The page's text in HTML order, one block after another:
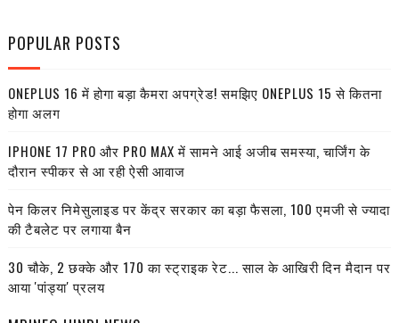
POPULAR POSTS
ONEPLUS 16 में होगा बड़ा कैमरा अपग्रेड! समझिए ONEPLUS 15 से कितना
होगा अलग
IPHONE 17 PRO और PRO MAX में सामने आई अजीब समस्या, चार्जिंग के
दौरान स्पीकर से आ रही ऐसी आवाज
पेन किलर निमेसुलाइड पर केंद्र सरकार का बड़ा फैसला, 100 एमजी से ज्यादा
की टैबलेट पर लगाया बैन
30 चौके, 2 छक्के और 170 का स्ट्राइक रेट... साल के आखिरी दिन मैदान पर
आया 'पांड्या' प्रलय